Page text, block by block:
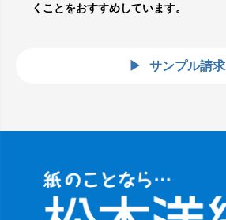
くことをおすすめしています。
サンプル請求